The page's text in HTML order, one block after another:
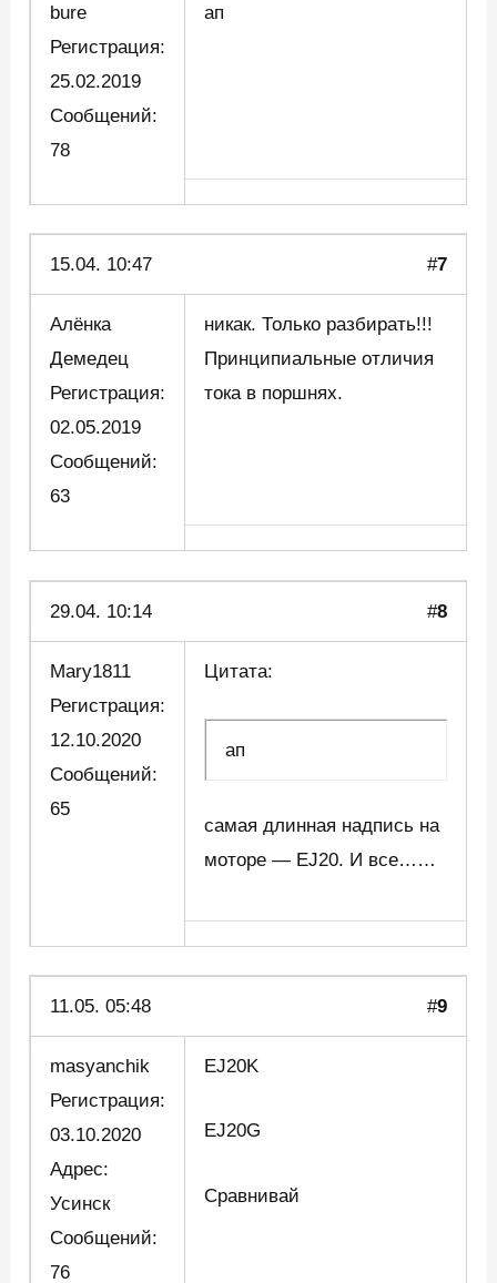
bure
Регистрация:
25.02.2019
Сообщений:
78
ап
15.04. 10:47 #7
Алёнка
Демедец
Регистрация:
02.05.2019
Сообщений:
63
никак. Только разбирать!!!
Принципиальные отличия
тока в поршнях.
29.04. 10:14 #8
Mary1811
Регистрация:
12.10.2020
Сообщений:
65
Цитата:
ап
самая длинная надпись на
моторе — EJ20. И все……
11.05. 05:48 #9
masyanchik
Регистрация:
03.10.2020
Адрес:
Усинск
Сообщений:
76
EJ20K
EJ20G
Сравнивай